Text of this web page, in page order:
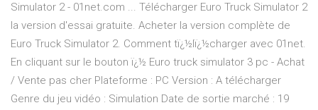
Simulator 2 - 01net.com ... Télécharger Euro Truck Simulator 2
la version d'essai gratuite. Acheter la version complète de
Euro Truck Simulator 2. Comment tï¿½lï¿½charger avec 01net.
En cliquant sur le bouton ï¿½ Euro truck simulator 3 pc - Achat
/ Vente pas cher Plateforme : PC Version : A télécharger
Genre du jeu vidéo : Simulation Date de sortie marché : 19